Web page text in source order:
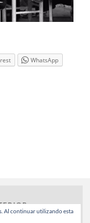
WhatsApp
Al continuar utilizando esta